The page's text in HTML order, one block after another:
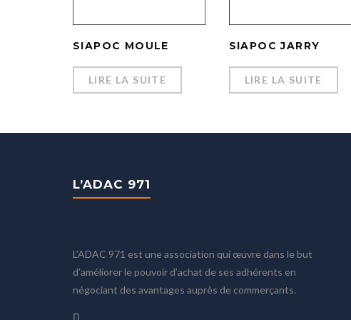
SIAPOC MOULE
LIRE LA SUITE
SIAPOC JARRY
LIRE LA SUITE
L’ADAC 971
L’ADAC 971 est une association qui œuvre dans le but
d’améliorer le pouvoir d’achat de ses adhérents en
négociant des avantages auprès de commerçants.